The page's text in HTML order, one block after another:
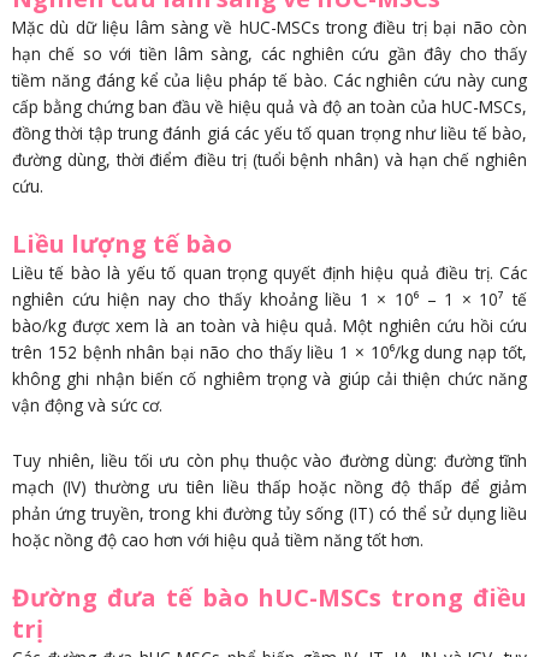
Mặc dù dữ liệu lâm sàng về hUC-MSCs trong điều trị bại não còn
hạn chế so với tiền lâm sàng, các nghiên cứu gần đây cho thấy
tiềm năng đáng kể của liệu pháp tế bào. Các nghiên cứu này cung
cấp bằng chứng ban đầu về hiệu quả và độ an toàn của hUC-MSCs,
đồng thời tập trung đánh giá các yếu tố quan trọng như liều tế bào,
đường dùng, thời điểm điều trị (tuổi bệnh nhân) và hạn chế nghiên
cứu.
Liều lượng tế bào
Liều tế bào là yếu tố quan trọng quyết định hiệu quả điều trị. Các
nghiên cứu hiện nay cho thấy khoảng liều 1 × 10⁶ – 1 × 10⁷ tế
bào/kg được xem là an toàn và hiệu quả. Một nghiên cứu hồi cứu
trên 152 bệnh nhân bại não cho thấy liều 1 × 10⁶/kg dung nạp tốt,
không ghi nhận biến cố nghiêm trọng và giúp cải thiện chức năng
vận động và sức cơ.
Tuy nhiên, liều tối ưu còn phụ thuộc vào đường dùng: đường tĩnh
mạch (IV) thường ưu tiên liều thấp hoặc nồng độ thấp để giảm
phản ứng truyền, trong khi đường tủy sống (IT) có thể sử dụng liều
hoặc nồng độ cao hơn với hiệu quả tiềm năng tốt hơn.
Đường đưa tế bào hUC-MSCs trong điều
trị